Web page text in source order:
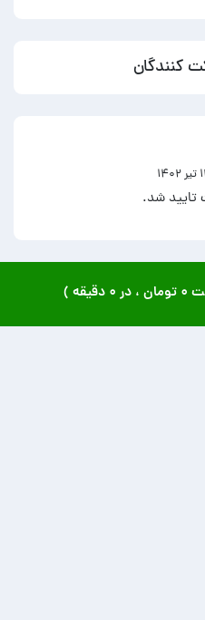
کنندگان
تایید شد.
۰ تومان ، در ۰ دقیقه )